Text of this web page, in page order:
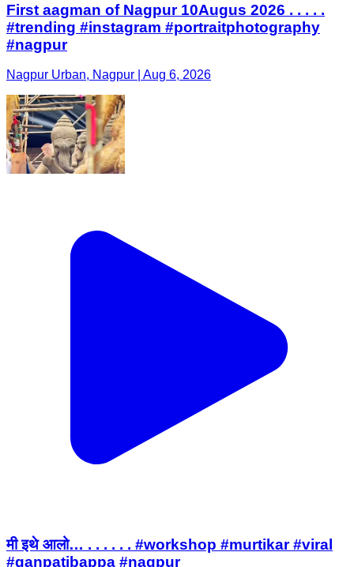
First aagman of Nagpur 10Augus 2026 . . . . .
#trending #instagram #portraitphotography
#nagpur
Nagpur Urban, Nagpur | Aug 6, 2026
मी इथे आलो… . . . . . . #workshop #murtikar #viral
#ganpatibappa #nagpur